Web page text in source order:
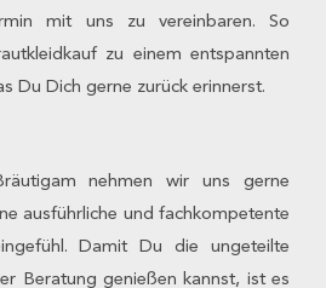
mit uns zu vereinbaren. So
zu einem entspannten
Du Dich gerne zurück erinnerst.
nehmen wir uns gerne
ausführliche und fachkompetente
Damit Du die ungeteilte
Beratung genießen kannst, ist es